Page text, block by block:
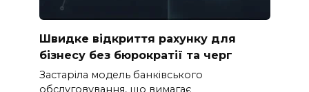
Швидке відкриття рахунку для
бізнесу без бюрократії та черг
Застаріла модель банківського
обслуговування, що вимагає